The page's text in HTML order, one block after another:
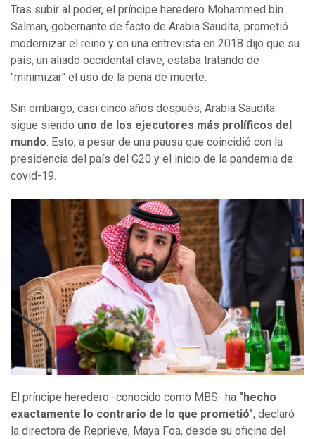
Tras subir al poder, el príncipe heredero Mohammed bin
Salman, gobernante de facto de Arabia Saudita, prometió
modernizar el reino y en una entrevista en 2018 dijo que su
país, un aliado occidental clave, estaba tratando de
"minimizar" el uso de la pena de muerte.
Sin embargo, casi cinco años después, Arabia Saudita
sigue siendo uno de los ejecutores más prolíficos del
mundo. Esto, a pesar de una pausa que coincidió con la
presidencia del país del G20 y el inicio de la pandemia de
covid-19.
El príncipe heredero -conocido como MBS- ha "hecho
exactamente lo contrario de lo que prometió", declaró
la directora de Reprieve, Maya Foa, desde su oficina del